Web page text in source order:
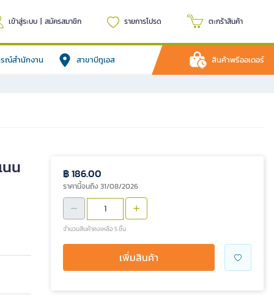
เข้าสู่ระบบ | สมัครสมาชิก รายการโปรด ตะกร้าสินค้า
รณ์สำนักงาน สาขาบีทูเอส สินค้าพรีออเดอร์
นน
฿ 186.00
ราคานี้จนถึง 31/08/2026
จำนวนสินค้าคงเหลือ 5 ชิ้น
เพิ่มสินค้า